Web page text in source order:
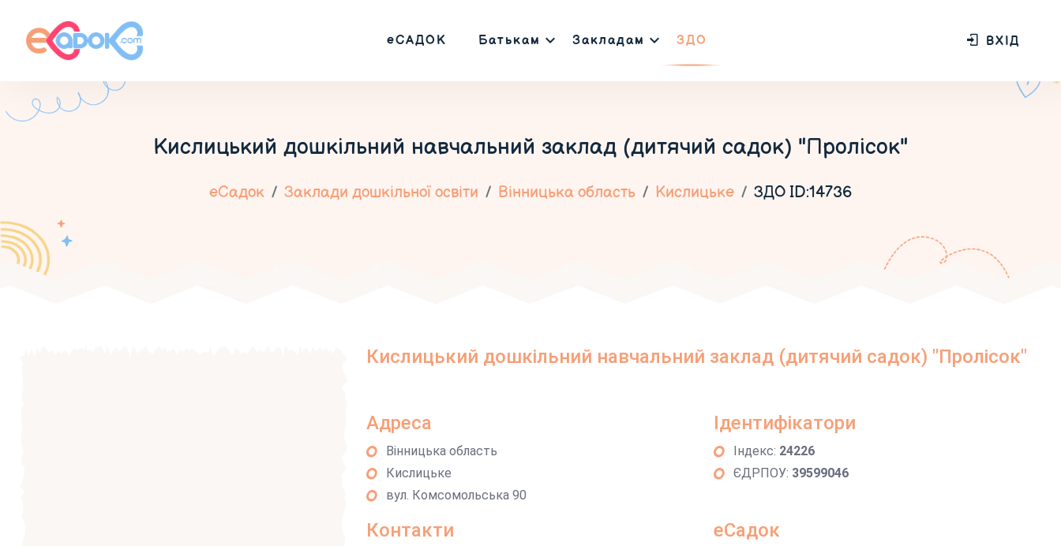
еСАДОК Батькам Закладам ЗДО ВХІД
Кислицький дошкільний навчальний заклад (дитячий садок) "Пролісок"
еСадок Заклади дошкільної освіти Вінницька область Кислицьке ЗДО ID:14736
Кислицький дошкільний навчальний заклад (дитячий садок) "Пролісок"
Адреса
Вінницька область
Кислицьке
вул. Комсомольська 90
Ідентифікатори
Індекс: 24226
ЄДРПОУ: 39599046
Контакти еСадок